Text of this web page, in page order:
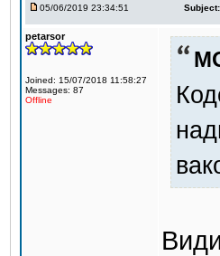
05/06/2019 23:34:51 Subject:
petarsor
Joined: 15/07/2018 11:58:27
Messages: 87
Offline